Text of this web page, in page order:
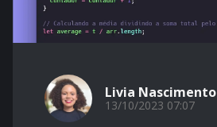
Livia Nascimento
13/10/2023 07:07